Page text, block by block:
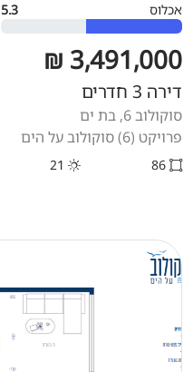
אכלוס 5.3
3,491,000 ₪
דירה 3 חדרים
סוקולוב 6, בת ים
פרויקט (6) סוקולוב על הים